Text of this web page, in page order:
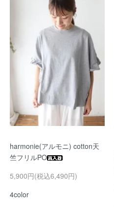
harmonie(アルモニ) cotton天
竺フリルPO
5,900円(税込6,490円)
4color